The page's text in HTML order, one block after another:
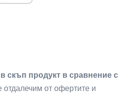
скъп продукт в сравнение с
отдалечим от офертите и